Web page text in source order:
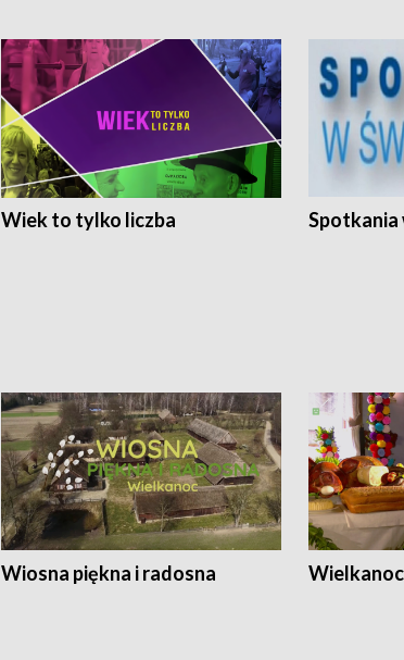
Wiek to tylko liczba Spotkania
Wiosna piękna i radosna